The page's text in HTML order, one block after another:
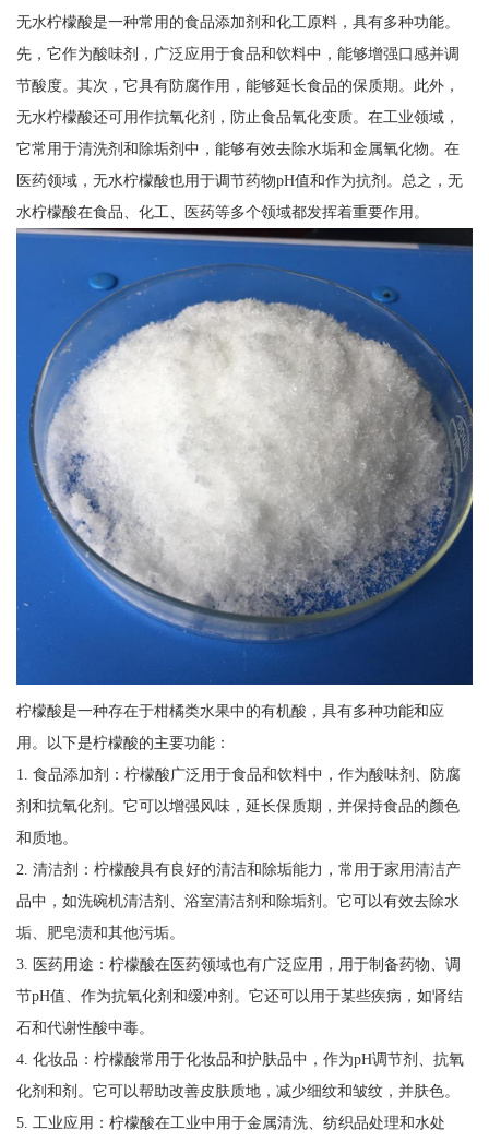
无水柠檬酸是一种常用的食品添加剂和化工原料，具有多种功能。
先，它作为酸味剂，广泛应用于食品和饮料中，能够增强口感并调
节酸度。其次，它具有防腐作用，能够延长食品的保质期。此外，
无水柠檬酸还可用作抗氧化剂，防止食品氧化变质。在工业领域，
它常用于清洗剂和除垢剂中，能够有效去除水垢和金属氧化物。在
医药领域，无水柠檬酸也用于调节药物pH值和作为抗剂。总之，无
水柠檬酸在食品、化工、医药等多个领域都发挥着重要作用。
柠檬酸是一种存在于柑橘类水果中的有机酸，具有多种功能和应
用。以下是柠檬酸的主要功能：
1. 食品添加剂：柠檬酸广泛用于食品和饮料中，作为酸味剂、防腐
剂和抗氧化剂。它可以增强风味，延长保质期，并保持食品的颜色
和质地。
2. 清洁剂：柠檬酸具有良好的清洁和除垢能力，常用于家用清洁产
品中，如洗碗机清洁剂、浴室清洁剂和除垢剂。它可以有效去除水
垢、肥皂渍和其他污垢。
3. 医药用途：柠檬酸在医药领域也有广泛应用，用于制备药物、调
节pH值、作为抗氧化剂和缓冲剂。它还可以用于某些疾病，如肾结
石和代谢性酸中毒。
4. 化妆品：柠檬酸常用于化妆品和护肤品中，作为pH调节剂、抗氧
化剂和剂。它可以帮助改善皮肤质地，减少细纹和皱纹，并肤色。
5. 工业应用：柠檬酸在工业中用于金属清洗、纺织品处理和水处